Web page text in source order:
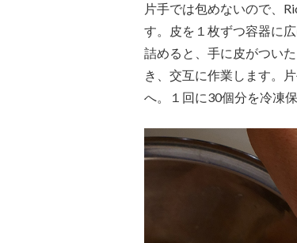
片手では包めないので、
す。皮を１枚ずつ容器に
詰めると、手に皮がつい
き、交互に作業します。
へ。１回に30個分を冷凍保